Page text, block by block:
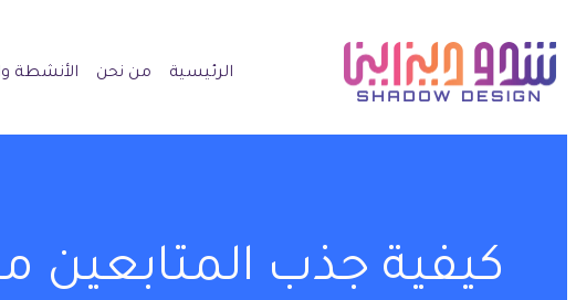
الرئيسية من نحن الأنشطة
كيفية جذب المتابعين